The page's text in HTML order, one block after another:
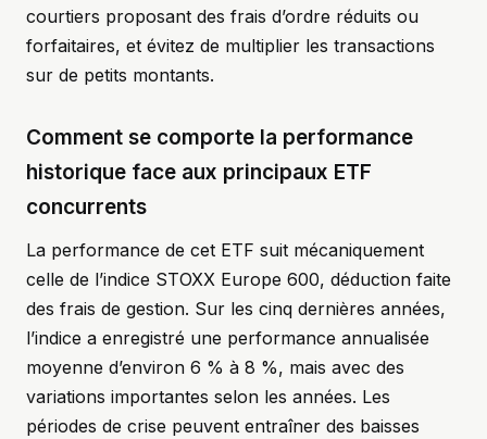
courtiers proposant des frais d’ordre réduits ou
forfaitaires, et évitez de multiplier les transactions
sur de petits montants.
Comment se comporte la performance
historique face aux principaux ETF
concurrents
La performance de cet ETF suit mécaniquement
celle de l’indice STOXX Europe 600, déduction faite
des frais de gestion. Sur les cinq dernières années,
l’indice a enregistré une performance annualisée
moyenne d’environ 6 % à 8 %, mais avec des
variations importantes selon les années. Les
périodes de crise peuvent entraîner des baisses